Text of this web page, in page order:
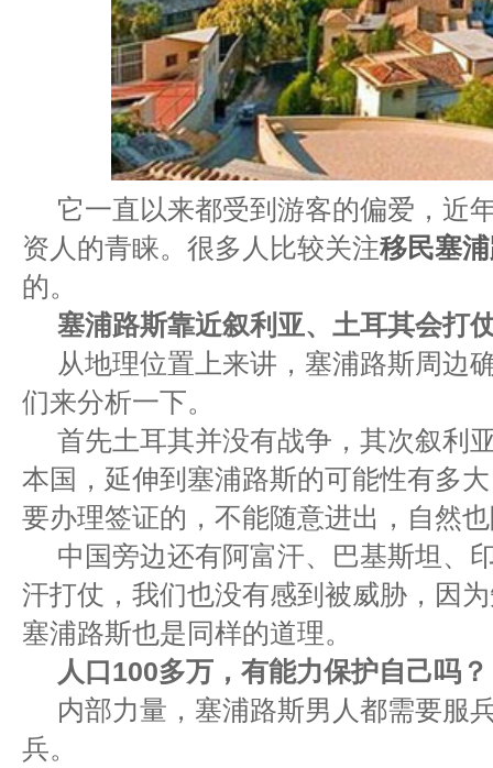
它一直以来都受到游客的偏爱，近
资人的青睐。很多人比较关注移民塞
的。
塞浦路斯靠近叙利亚、土耳其会打
从地理位置上来讲，塞浦路斯周边
们来分析一下。
首先土耳其并没有战争，其次叙利
本国，延伸到塞浦路斯的可能性有多
要办理签证的，不能随意进出，自然
中国旁边还有阿富汗、巴基斯坦、
汗打仗，我们也没有感到被威胁，因
塞浦路斯也是同样的道理。
人口100多万，有能力保护自己吗？
内部力量，塞浦路斯男人都需要服
兵。